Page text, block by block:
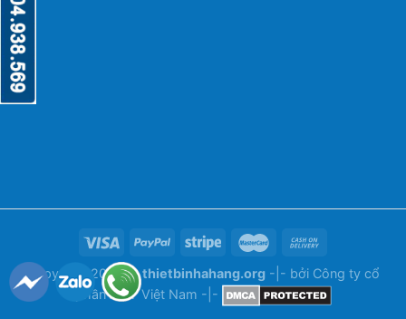
Copyright 2026 ©thietbinhahang.org -|- bởi Công ty cổ
phần ANY Việt Nam -|-